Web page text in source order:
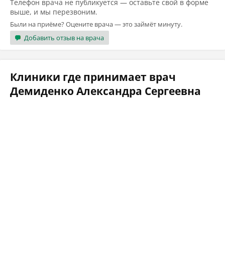
Телефон врача не публикуется — оставьте свой в форме
выше, и мы перезвоним.
Были на приёме? Оцените врача — это займёт минуту.
Добавить отзыв на врача
Клиники где принимает врач
Демиденко Александра Сергеевна